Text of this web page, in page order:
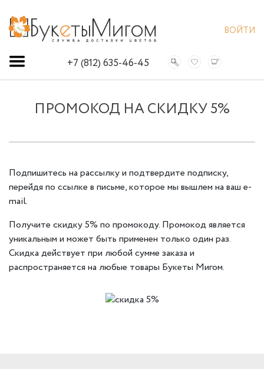
ВОЙТИ
+7 (812) 635-46-45
ПРОМОКОД НА СКИДКУ 5%
Подпишитесь на рассылку и подтвердите подписку,
перейдя по ссылке в письме, которое мы вышлем на ваш e-
mail.
Получите скидку 5% по промокоду. Промокод является
уникальным и может быть применен только один раз.
Скидка действует при любой сумме заказа и
распространяется на любые товары Букеты Мигом.